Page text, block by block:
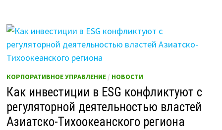
КОРПОРАТИВНОЕ УПРАВЛЕНИЕ/ НОВОСТИ
Как инвестиции в ESG конфликтуют с
регуляторной деятельностью властей
Азиатско-Тихоокеанского региона